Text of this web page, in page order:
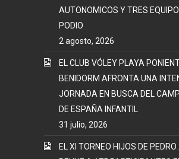
AUTONOMICOS Y TRES
PODIO
2 agosto, 2026
EL CLUB VÓLEY PLAYA
BENIDORM AFRONTA UNA
JORNADA EN BUSCA DEL
DE ESPAÑA INFANTIL
31 julio, 2026
EL XI TORNEO HIJOS DE